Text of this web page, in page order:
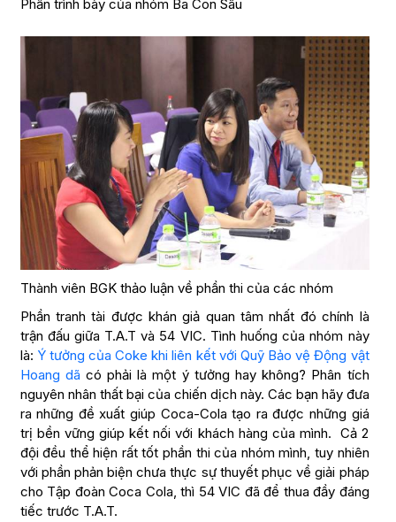
Phần trình bày của nhóm Ba Con Sâu
Thành viên BGK thảo luận về phần thi của các nhóm
Phần tranh tài được khán giả quan tâm nhất đó chính là
trận đấu giữa T.A.T và 54 VIC. Tình huống của nhóm này
là: Ý tưởng của Coke khi liên kết với Quỹ Bảo vệ Động vật
Hoang dã có phải là một ý tưởng hay không? Phân tích
nguyên nhân thất bại của chiến dịch này. Các bạn hãy đưa
ra những đề xuất giúp Coca-Cola tạo ra được những giá
trị bền vững giúp kết nối với khách hàng của mình. Cả 2
đội đều thể hiện rất tốt phần thi của nhóm mình, tuy nhiên
với phần phản biện chưa thực sự thuyết phục về giải pháp
cho Tập đoàn Coca Cola, thì 54 VIC đã để thua đầy đáng
tiếc trước T.A.T.